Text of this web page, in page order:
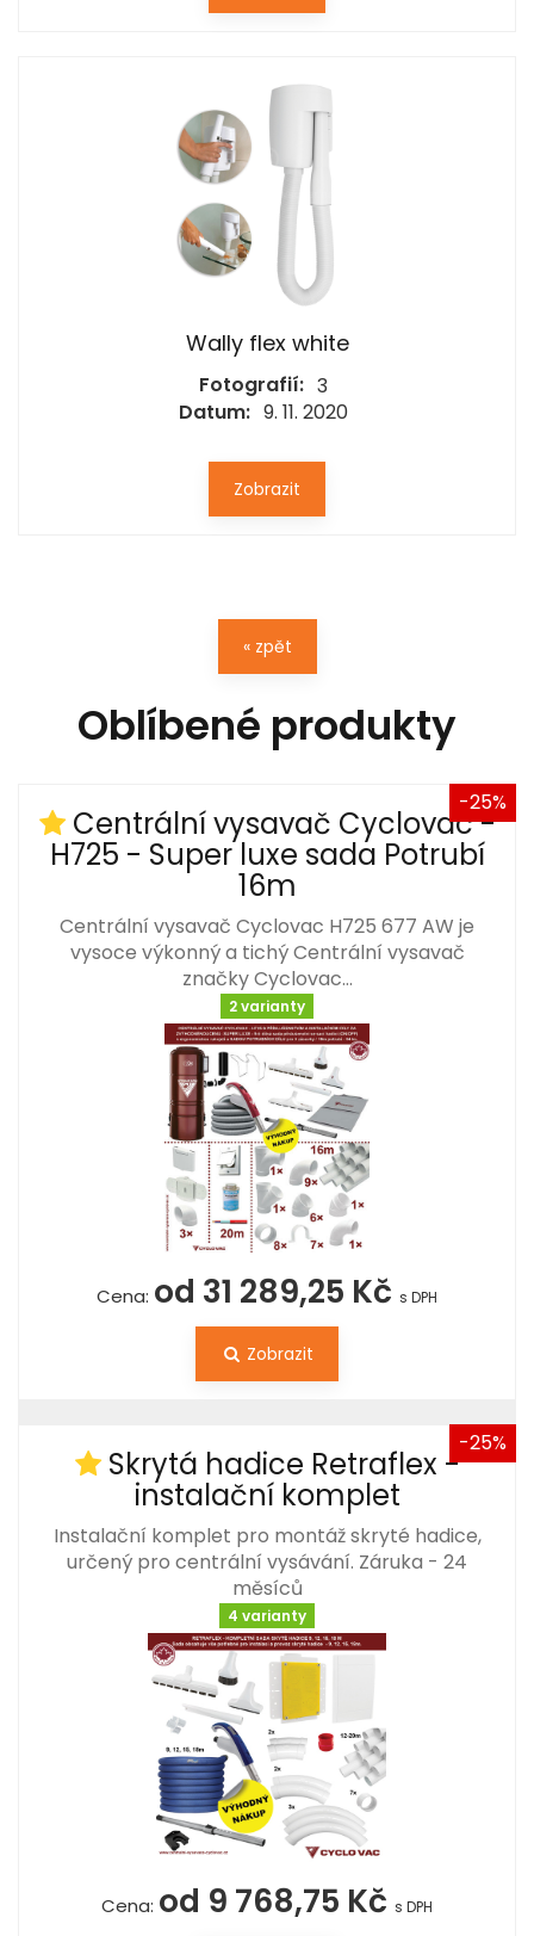
Wally flex white
Fotografií: 3
Datum: 9. 11. 2020
Zobrazit
« zpět
Oblíbené produkty
-25%
Centrální vysavač Cyclovac -
H725 - Super luxe sada Potrubí
16m
Centrální vysavač Cyclovac H725 677 AW je
vysoce výkonný a tichý Centrální vysavač
značky Cyclovac…
2 varianty
Cena: od 31 289,25 Kč s DPH
Zobrazit
-25%
Skrytá hadice Retraflex -
instalační komplet
Instalační komplet pro montáž skryté hadice,
určený pro centrální vysávání. Záruka - 24
měsíců
4 varianty
Cena: od 9 768,75 Kč s DPH